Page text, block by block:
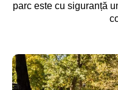
parc este cu siguranță